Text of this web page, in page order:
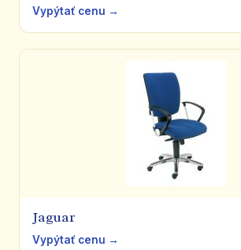
Vypýtať cenu →
Jaguar
Vypýtať cenu →